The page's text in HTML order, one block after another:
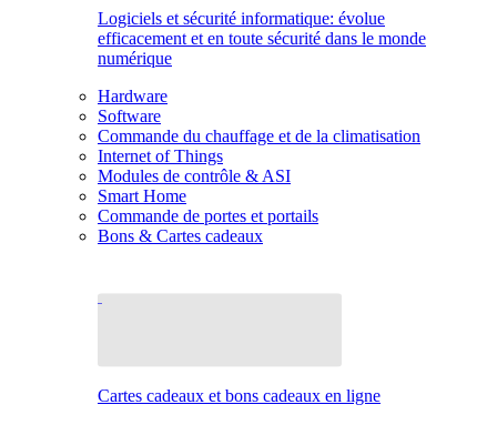
Logiciels et sécurité informatique: évolue
efficacement et en toute sécurité dans le monde
numérique
Hardware
Software
Commande du chauffage et de la climatisation
Internet of Things
Modules de contrôle & ASI
Smart Home
Commande de portes et portails
Bons & Cartes cadeaux
Cartes cadeaux et bons cadeaux en ligne